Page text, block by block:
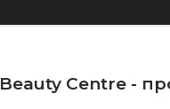
Beauty Centre -